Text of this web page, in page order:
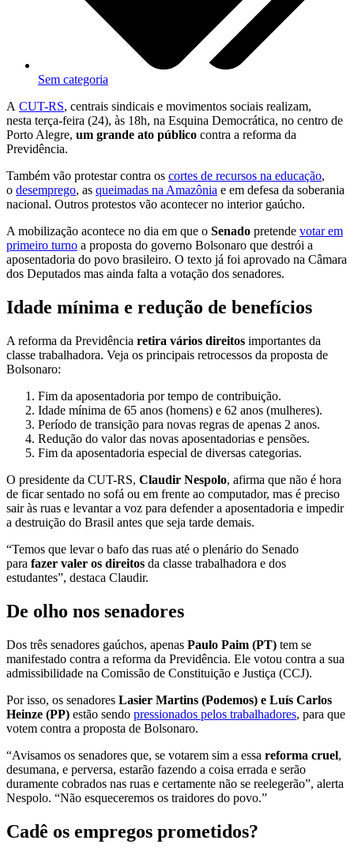
Sem categoria
A CUT-RS, centrais sindicais e movimentos sociais realizam,
nesta terça-feira (24), às 18h, na Esquina Democrática, no centro de
Porto Alegre, um grande ato público contra a reforma da
Previdência.
Também vão protestar contra os cortes de recursos na educação,
o desemprego, as queimadas na Amazônia e em defesa da soberania
nacional. Outros protestos vão acontecer no interior gaúcho.
A mobilização acontece no dia em que o Senado pretende votar em
primeiro turno a proposta do governo Bolsonaro que destrói a
aposentadoria do povo brasileiro. O texto já foi aprovado na Câmara
dos Deputados mas ainda falta a votação dos senadores.
Idade mínima e redução de benefícios
A reforma da Previdência retira vários direitos importantes da
classe trabalhadora. Veja os principais retrocessos da proposta de
Bolsonaro:
Fim da aposentadoria por tempo de contribuição.
Idade mínima de 65 anos (homens) e 62 anos (mulheres).
Período de transição para novas regras de apenas 2 anos.
Redução do valor das novas aposentadorias e pensões.
Fim da aposentadoria especial de diversas categorias.
O presidente da CUT-RS, Claudir Nespolo, afirma que não é hora
de ficar sentado no sofá ou em frente ao computador, mas é preciso
sair às ruas e levantar a voz para defender a aposentadoria e impedir
a destruição do Brasil antes que seja tarde demais.
“Temos que levar o bafo das ruas até o plenário do Senado
para fazer valer os direitos da classe trabalhadora e dos
estudantes”, destaca Claudir.
De olho nos senadores
Dos três senadores gaúchos, apenas Paulo Paim (PT) tem se
manifestado contra a reforma da Previdência. Ele votou contra a sua
admissibilidade na Comissão de Constituição e Justiça (CCJ).
Por isso, os senadores Lasier Martins (Podemos) e Luís Carlos
Heinze (PP) estão sendo pressionados pelos trabalhadores, para que
votem contra a proposta de Bolsonaro.
“Avisamos os senadores que, se votarem sim a essa reforma cruel,
desumana, e perversa, estarão fazendo a coisa errada e serão
duramente cobrados nas ruas e certamente não se reelegerão”, alerta
Nespolo. “Não esqueceremos os traidores do povo.”
Cadê os empregos prometidos?